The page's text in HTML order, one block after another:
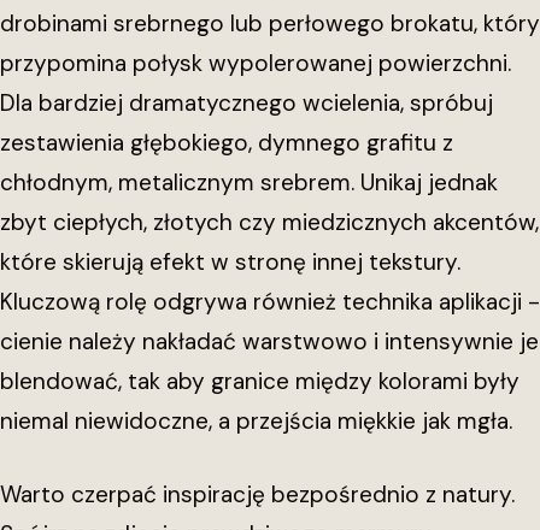
drobinami srebrnego lub perłowego brokatu, który
przypomina połysk wypolerowanej powierzchni.
Dla bardziej dramatycznego wcielenia, spróbuj
zestawienia głębokiego, dymnego grafitu z
chłodnym, metalicznym srebrem. Unikaj jednak
zbyt ciepłych, złotych czy miedzicznych akcentów,
które skierują efekt w stronę innej tekstury.
Kluczową rolę odgrywa również technika aplikacji -
cienie należy nakładać warstwowo i intensywnie je
blendować, tak aby granice między kolorami były
niemal niewidoczne, a przejścia miękkie jak mgła.
Warto czerpać inspirację bezpośrednio z natury.